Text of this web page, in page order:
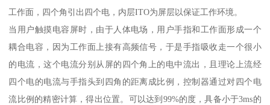
工作面，四个角引出四个电，内层ITO为屏层以保证工作环境。
当用户触摸电容屏时，由于人体电场，用户手指和工作面形成一个
耦合电容，因为工作面上接有高频信号，于是手指吸收走一个很小
的电流，这个电流分别从屏的四个角上的电中流出，且理论上流经
四个电的电流与手指头到四角的距离成比例，控制器通过对四个电
流比例的精密计算，得出位置。可以达到99%的度，具备小于3ms的